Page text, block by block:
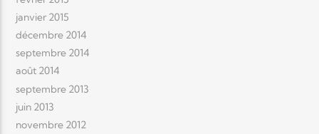
janvier 2015
décembre 2014
septembre 2014
août 2014
septembre 2013
juin 2013
novembre 2012